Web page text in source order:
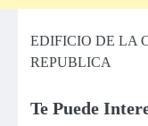
EDIFICIO DE LA
REPUBLICA
Te Puede